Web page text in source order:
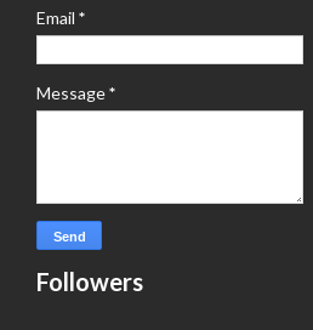
Email *
Message*
Followers